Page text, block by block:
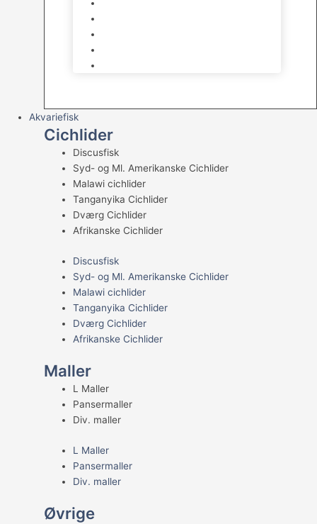
Akvariefisk
Cichlider
Discusfisk
Syd- og Ml. Amerikanske Cichlider
Malawi cichlider
Tanganyika Cichlider
Dværg Cichlider
Afrikanske Cichlider
Discusfisk
Syd- og Ml. Amerikanske Cichlider
Malawi cichlider
Tanganyika Cichlider
Dværg Cichlider
Afrikanske Cichlider
Maller
L Maller
Pansermaller
Div. maller
L Maller
Pansermaller
Div. maller
Øvrige